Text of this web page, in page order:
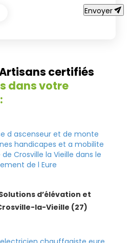
Envoyersend
certifiés
dans votre
Solutions d’élévation et
la-Vieille (27)